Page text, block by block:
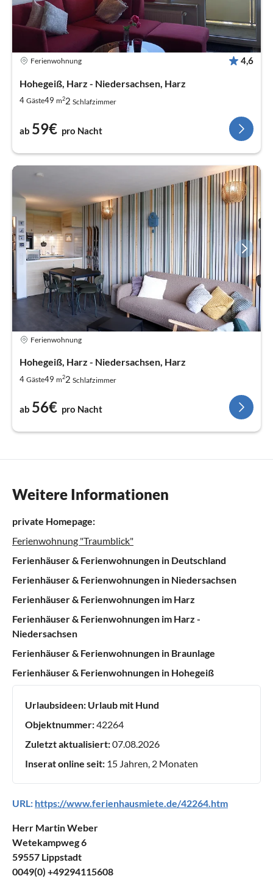
Ferienwohnung 4,6
Hohegeiß, Harz - Niedersachsen, Harz
4 Gäste49 m22 Schlafzimmer
ab 59€ pro Nacht
Ferienwohnung
Hohegeiß, Harz - Niedersachsen, Harz
4 Gäste49 m22 Schlafzimmer
ab 56€ pro Nacht
Weitere Informationen
private Homepage:
Ferienwohnung "Traumblick"
Ferienhäuser & Ferienwohnungen in Deutschland
Ferienhäuser & Ferienwohnungen in Niedersachsen
Ferienhäuser & Ferienwohnungen im Harz
Ferienhäuser & Ferienwohnungen im Harz -
Niedersachsen
Ferienhäuser & Ferienwohnungen in Braunlage
Ferienhäuser & Ferienwohnungen in Hohegeiß
Urlaubsideen: Urlaub mit Hund
Objektnummer:42264
Zuletzt aktualisiert:07.08.2026
Inserat online seit: 15 Jahren, 2 Monaten
URL: https://www.ferienhausmiete.de/42264.htm
Herr Martin Weber
Wetekampweg 6
59557 Lippstadt
0049(0) +49294115608